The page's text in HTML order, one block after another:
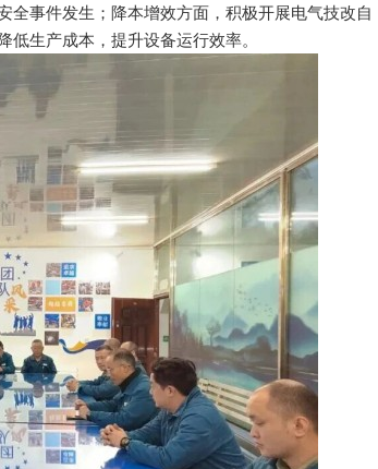
全事件发生；降本增效方面，积极开展电气技改自
生产成本，提升设备运行效率。